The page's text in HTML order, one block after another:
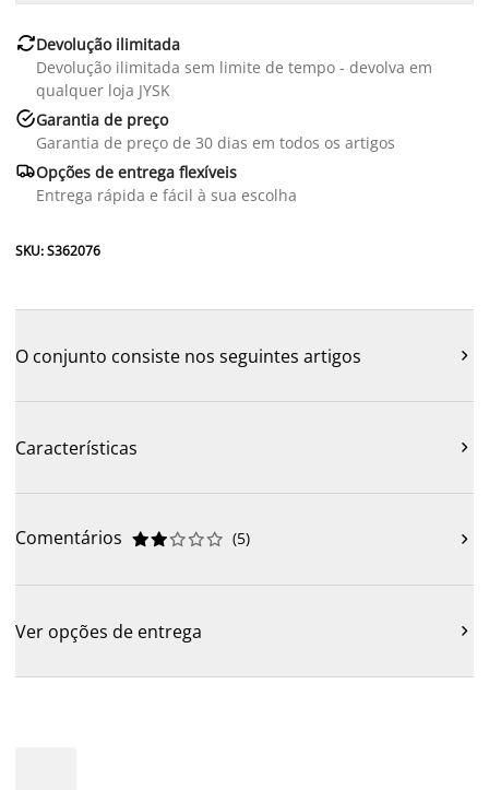
Devolução ilimitada
Devolução ilimitada sem limite de tempo - devolva em
qualquer loja JYSK
Garantia de preço
Garantia de preço de 30 dias em todos os artigos
Opções de entrega flexíveis
Entrega rápida e fácil à sua escolha
SKU: S362076
O conjunto consiste nos seguintes artigos 
Características 
Comentários 




 (5) 
Ver opções de entrega 